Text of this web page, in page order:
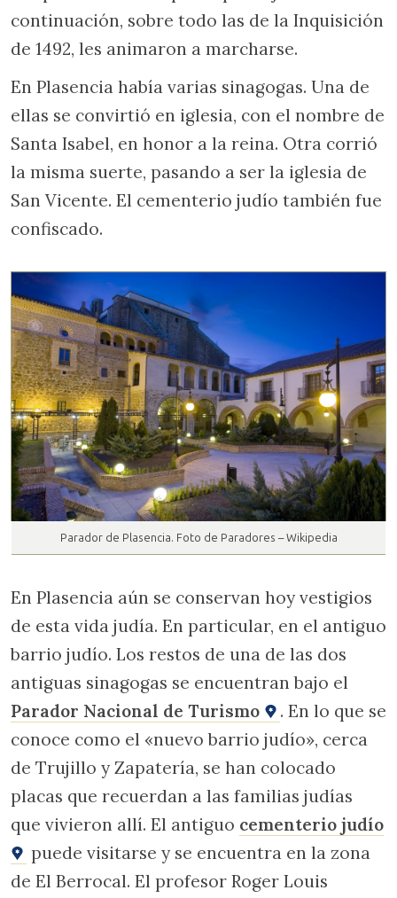
continuación, sobre todo las de la Inquisición
de 1492, les animaron a marcharse.
En Plasencia había varias sinagogas. Una de
ellas se convirtió en iglesia, con el nombre de
Santa Isabel, en honor a la reina. Otra corrió
la misma suerte, pasando a ser la iglesia de
San Vicente. El cementerio judío también fue
confiscado.
Parador de Plasencia. Foto de Paradores – Wikipedia
En Plasencia aún se conservan hoy vestigios
de esta vida judía. En particular, en el antiguo
barrio judío. Los restos de una de las dos
antiguas sinagogas se encuentran bajo el
Parador Nacional de Turismo
. En lo que se
conoce como el «nuevo barrio judío», cerca
de Trujillo y Zapatería, se han colocado
placas que recuerdan a las familias judías
que vivieron allí. El antiguo cementerio judío
puede visitarse y se encuentra en la zona
de El Berrocal. El profesor Roger Louis